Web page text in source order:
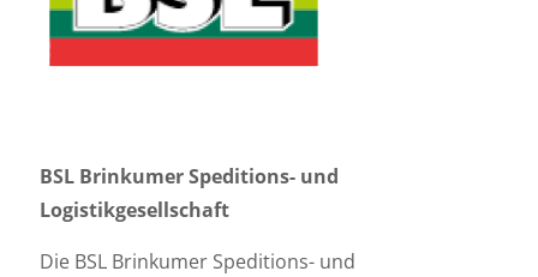
BSL Brinkumer Speditions- und
Logistikgesellschaft
Die BSL Brinkumer Speditions- und